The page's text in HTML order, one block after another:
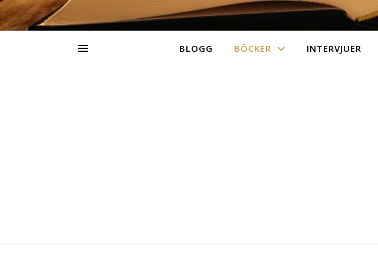
BLOGG BÖCKER INTERVJUER